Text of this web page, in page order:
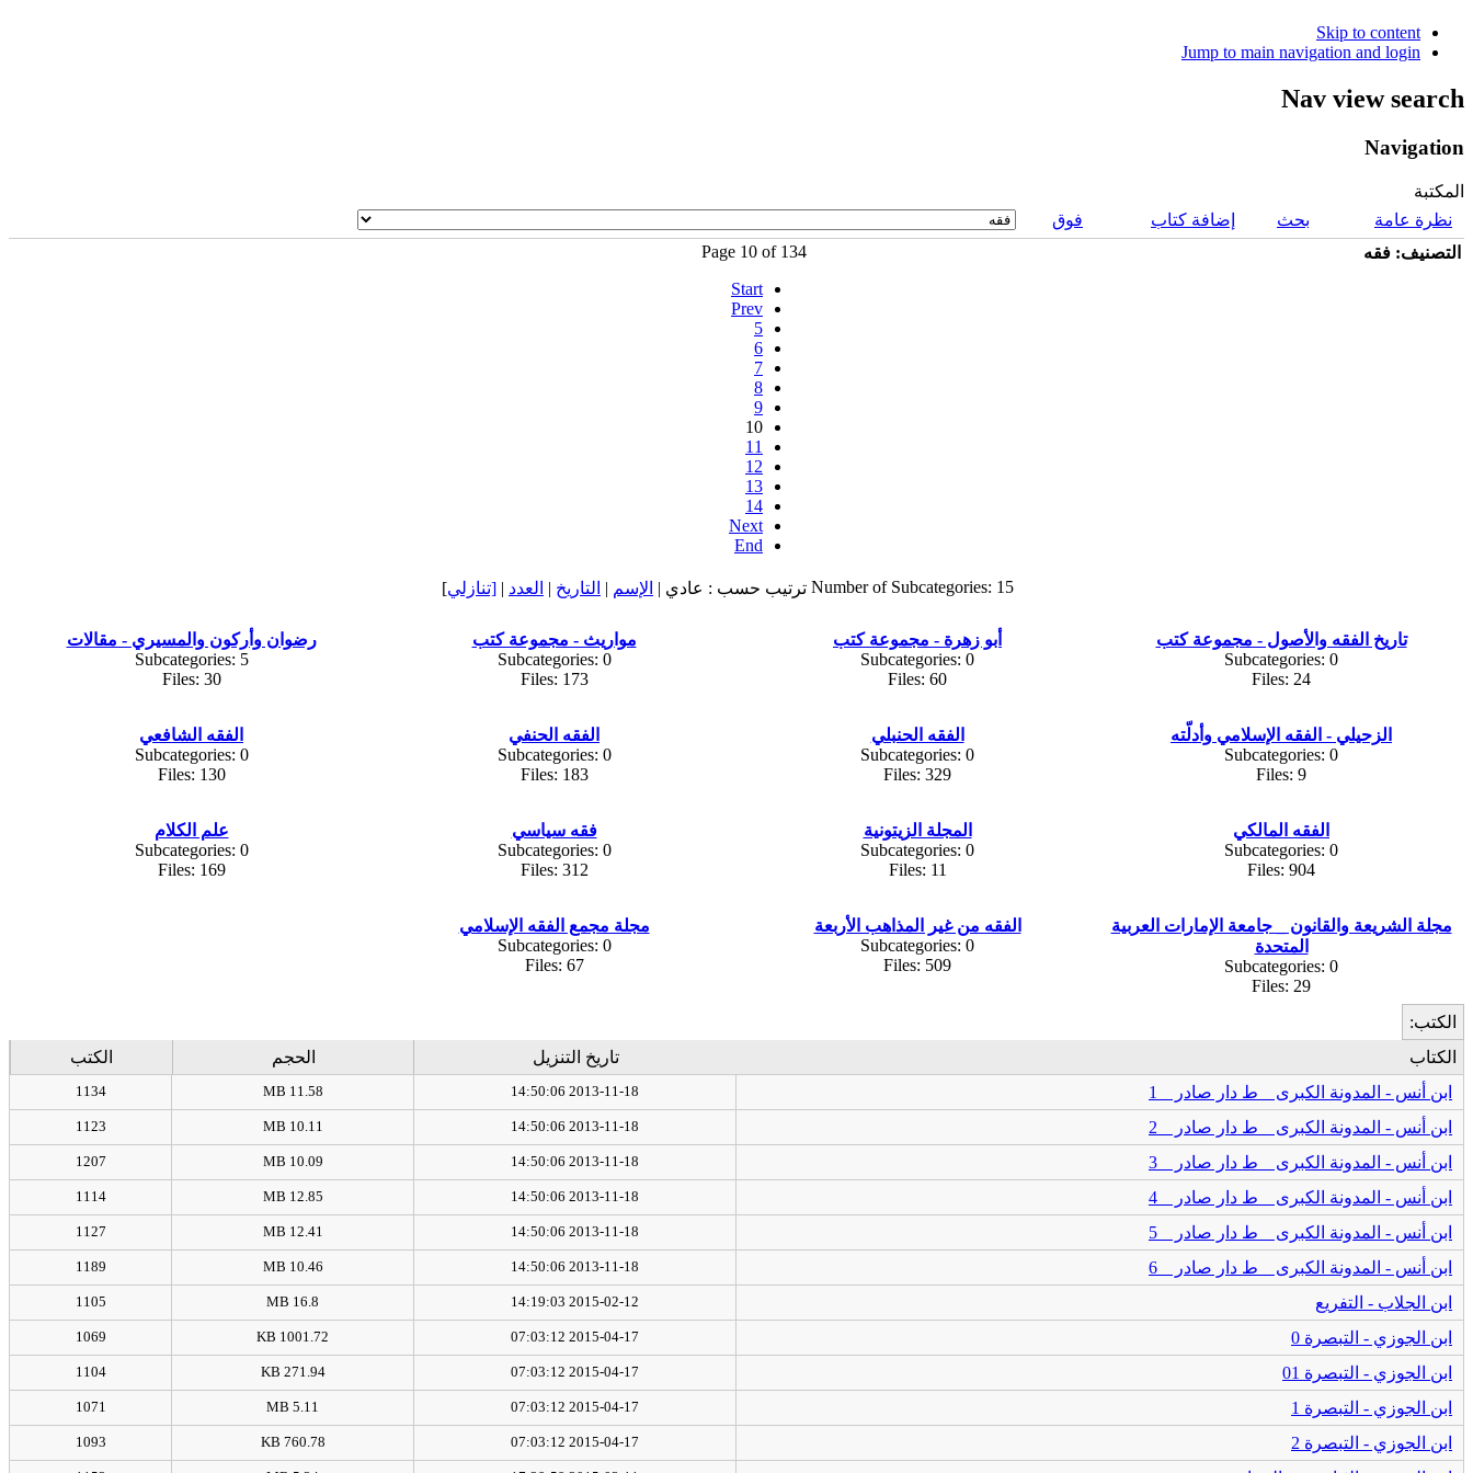
Skip to content
Jump to main navigation and login
Nav view search
Navigation
المكتبة
نظرة عامة
بحث إضافة كتاب
فوق
التصنيف: فقه
Page 10 of 134
Start
Prev
5
6
7
8
9
10
11
12
13
14
Next
End
Number of Subcategories: 15 ترتيب حسب : عادي | الإسم | التاريخ | العدد | [تنازلي]
تاريخ الفقه والأصول - مجموعة كتب
Subcategories: 0
Files: 24
أبو زهرة - مجموعة كتب
Subcategories: 0
Files: 60
مواريث - مجموعة كتب
Subcategories: 0
Files: 173
رضوان وأركون والمسيري - مقالات
Subcategories: 5
Files: 30
الزحيلي - الفقه الإسلامي وأدلّته
Subcategories: 0
Files: 9
الفقه الحنبلي
Subcategories: 0
Files: 329
الفقه الحنفي
Subcategories: 0
Files: 183
الفقه الشافعي
Subcategories: 0
Files: 130
الفقه المالكي
Subcategories: 0
Files: 904
المجلة الزيتونية
Subcategories: 0
Files: 11
فقه سياسي
Subcategories: 0
Files: 312
علم الكلام
Subcategories: 0
Files: 169
مجلة الشريعة والقانون _ جامعة الإمارات العربية
المتحدة
Subcategories: 0
Files: 29
الفقه من غير المذاهب الأربعة
Subcategories: 0
Files: 509
مجلة مجمع الفقه الإسلامي
Subcategories: 0
Files: 67
الكتب:
الكتاب
تاريخ التنزيل الحجم
الكتب
ابن أنس - المدونة الكبرى _ ط دار صادر _ 1
2013-11-18 14:50:06
11.58 MB
1134
ابن أنس - المدونة الكبرى _ ط دار صادر _ 2 2013-11-18 14:50:06
10.11 MB
1123
ابن أنس - المدونة الكبرى _ ط دار صادر _ 3 2013-11-18 14:50:06
10.09 MB
1207
ابن أنس - المدونة الكبرى _ ط دار صادر _ 4 2013-11-18 14:50:06
12.85 MB
1114
ابن أنس - المدونة الكبرى _ ط دار صادر _ 5 2013-11-18 14:50:06
12.41 MB
1127
ابن أنس - المدونة الكبرى _ ط دار صادر _ 6 2013-11-18 14:50:06
10.46 MB
1189
ابن الجلاب - التفريع 2015-02-12 14:19:03
16.8 MB
1105
ابن الجوزي - التبصرة 0 2015-04-17 07:03:12
1001.72 KB
1069
ابن الجوزي - التبصرة 01 2015-04-17 07:03:12
271.94 KB
1104
ابن الجوزي - التبصرة 1 2015-04-17 07:03:12
5.11 MB
1071
ابن الجوزي - التبصرة 2 2015-04-17 07:03:12
760.78 KB
1093